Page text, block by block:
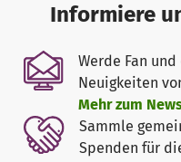
Informiere
Werde Fan
Neuigkeiten
Mehr zum
Sammle
Spenden für